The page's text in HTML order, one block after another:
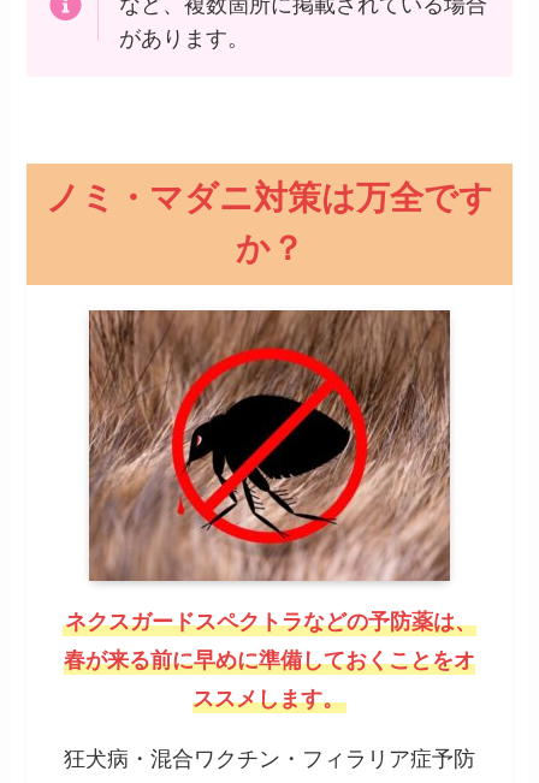
があります。
ノミ・マダニ対策は万全です
か？
ネクスガードスペクトラなどの予防薬は、
春が来る前に早めに準備しておくことをオ
ススメします。
狂犬病・混合ワクチン・フィラリア症予防